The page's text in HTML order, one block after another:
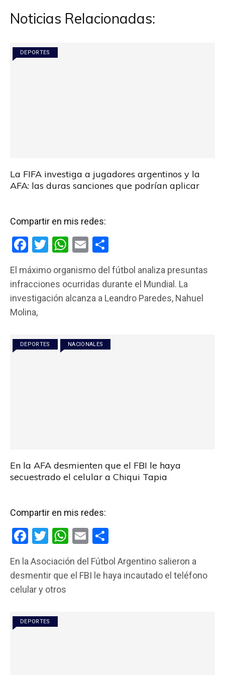
Noticias Relacionadas:
DEPORTES
La FIFA investiga a jugadores argentinos y la
AFA: las duras sanciones que podrían aplicar
Compartir en mis redes:
F
ce
b
o
k
T
tt
er
W
at
s
p
E
ail m
p
El máximo organismo del fútbol analiza presuntas
infracciones ocurridas durante el Mundial. La
investigación alcanza a Leandro Paredes, Nahuel
Molina,
DEPORTES NACIONALES
En la AFA desmienten que el FBI le haya
secuestrado el celular a Chiqui Tapia
Compartir en mis redes:
F
ce
b
o
k
T
tt
er
W
at
s
E
ail m
p
En la Asociación del Fútbol Argentino salieron a
desmentir que el FBI le haya incautado el teléfono
celular y otros
DEPORTES